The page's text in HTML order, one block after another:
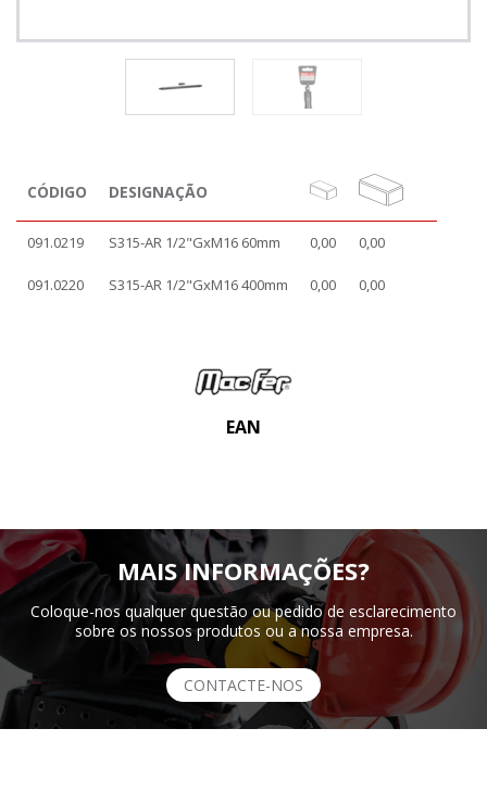
CÓDIGO DESIGNAÇÃO
091.0219 S315-AR 1/2"GxM16 60mm 0,00 0,00
091.0220 S315-AR 1/2"GxM16 400mm 0,00 0,00
EAN
MAIS INFORMAÇÕES?
Coloque-nos qualquer questão ou pedido de esclarecimento
sobre os nossos produtos ou a nossa empresa.
CONTACTE-NOS